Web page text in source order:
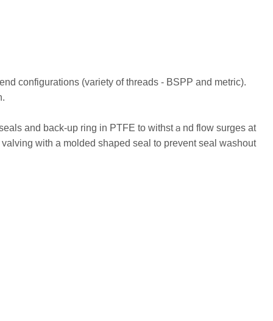
configurations (variety of threads - BSPP and metric).
and back-up ring in PTFE to withstａnd flow surges at
with a molded shaped seal to prevent seal washout